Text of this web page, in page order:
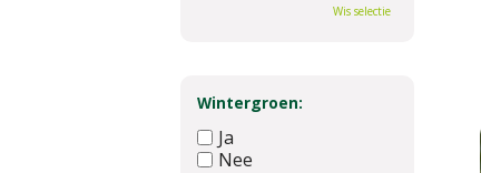
Wis selectie
Wintergroen:
Ja
Nee